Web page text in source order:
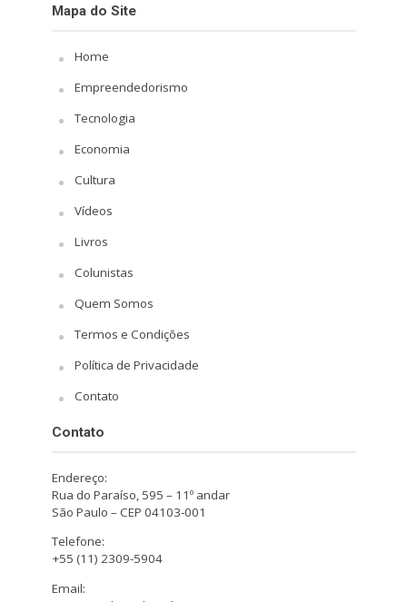
Mapa do Site
Home
Empreendedorismo
Tecnologia
Economia
Cultura
Vídeos
Livros
Colunistas
Quem Somos
Termos e Condições
Política de Privacidade
Contato
Contato
Endereço:
Rua do Paraíso, 595 – 11º andar
São Paulo – CEP 04103-001
Telefone:
+55 (11) 2309-5904
Email: